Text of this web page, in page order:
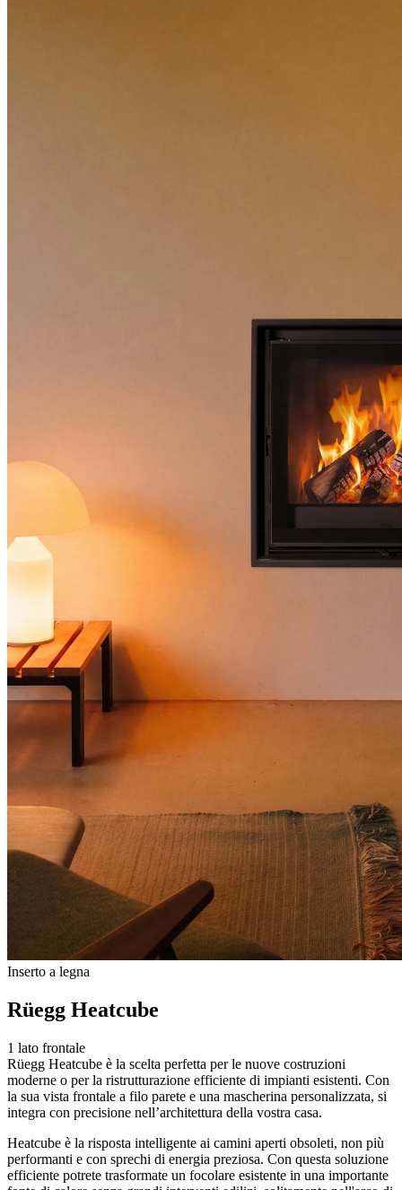
Inserto a legna
Rüegg Heatcube
1 lato frontale
Rüegg Heatcube è la scelta perfetta per le nuove costruzioni
moderne o per la ristrutturazione efficiente di impianti esistenti. Con
la sua vista frontale a filo parete e una mascherina personalizzata, si
integra con precisione nell’architettura della vostra casa.
Heatcube è la risposta intelligente ai camini aperti obsoleti, non più
performanti e con sprechi di energia preziosa. Con questa soluzione
efficiente potrete trasformate un focolare esistente in una importante